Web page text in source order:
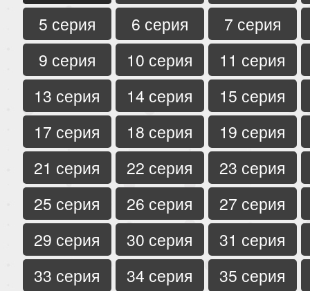
5 серия
6 серия
7 серия
9 серия
10 серия
11 серия
13 серия
14 серия
15 серия
17 серия
18 серия
19 серия
21 серия
22 серия
23 серия
25 серия
26 серия
27 серия
29 серия
30 серия
31 серия
33 серия
34 серия
35 серия